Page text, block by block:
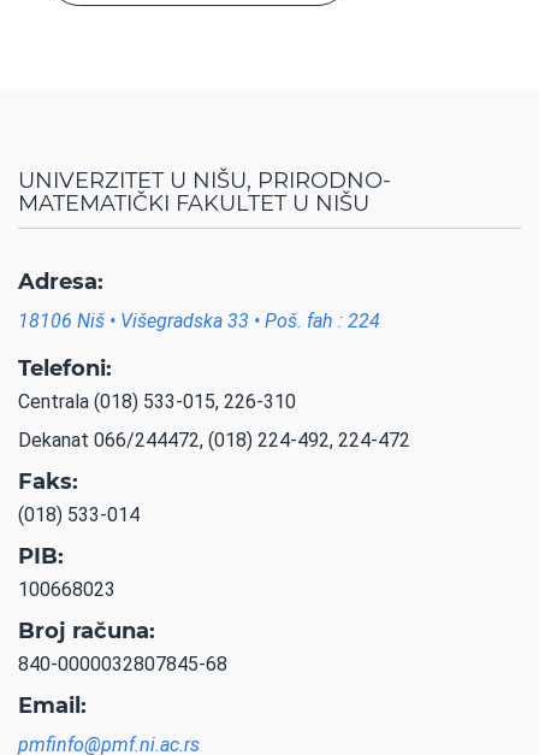
UNIVERZITET U NIŠU, PRIRODNO-
MATEMATIČKI FAKULTET U NIŠU
Adresa:
18106 Niš • Višegradska 33 • Poš. fah : 224
Telefoni:
Centrala (018) 533-015, 226-310
Dekanat 066/244472, (018) 224-492, 224-472
Faks:
(018) 533-014
PIB:
100668023
Broj računa:
840-0000032807845-68
Email:
pmfinfo@pmf.ni.ac.rs